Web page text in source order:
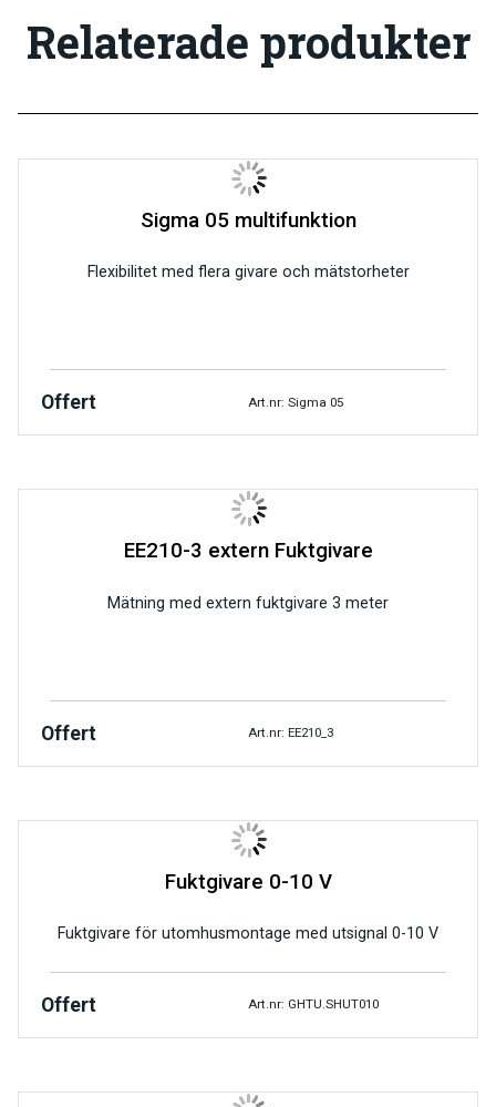
Relaterade produkter
Sigma 05 multifunktion
Flexibilitet med flera givare och mätstorheter
Offert Art.nr: Sigma 05
EE210-3 extern Fuktgivare
Mätning med extern fuktgivare 3 meter
Offert Art.nr: EE210_3
Fuktgivare 0-10 V
Fuktgivare för utomhusmontage med utsignal 0-10 V
Offert Art.nr: GHTU.SHUT010